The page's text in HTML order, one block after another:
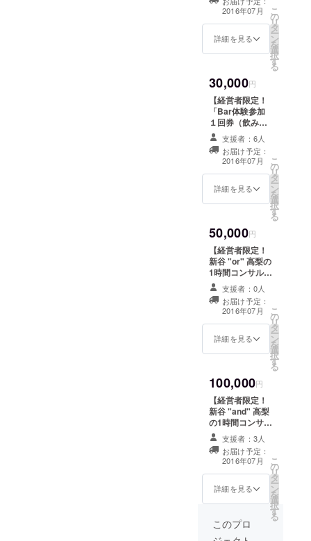
を無断キャンセ
ルされた場合、
だけなくなる場
合がございます
の住所（新宿三
丁目）は、支援
いただいた方に
個別にご案内い
たします
コースは経営者
（取締役）の方
限定とさせてい
ただきます ・経
ナーに１度ご参
加いただけます
・セミナー後の
懇親会付きです
・最新のセミ
ナー開催予定は
https://sanbou.c
lub/seminars を
ご参照ください
・セミナーのお
申込方法は、ご
支援いただいた
いたします
2016年07月
詳細を見る
こ
の
リ
タ
ー
ン
を
選
択
す
る
30,000円
【経営者限定！
「Bar体験参加
１回券（飲み放
題・おつまみ付
き）」＋ 「参謀
セミナー体験参
加3回券（懇親会
付き）3枚】 ※本
コースは経営者
6,000円の【経営
者限定！Bar体
験参加１回券
（バー飲み放
題・おつまみ付
き）コース】１
枚と、10,000円
の【経営者限
定！参謀セミ
ナー体験参加１
回券（懇親会付
き）コース】３
なった、お得な
コースです。 詳
細は、それぞれ
のコースをご覧
ください。
支援者：6人
お届け予定：
2016年07月
詳細を見る
こ
の
リ
タ
ー
ン
を
選
択
す
る
50,000円
【経営者限定！
新谷 "or" 高梨の
1時間コンサル付
き参謀BAR体験
参加１回券（飲
み放題・おつま
み付き）】 ※本
コースは経営者
（取締役）の方
社代表の新谷、
もしくは取締役
の高梨が１時間
コンサルティン
グをさせていた
だきます（ジャ
ンル不問） ・相
談内容に関しま
しては事前にお
知らせください
・コンサルティ
ング後、参謀
BARにて飲み放
題とさせていた
支援者：0人
お届け予定：
2016年07月
詳細を見る
こ
の
リ
タ
ー
ン
を
選
択
す
る
100,000円
【経営者限定！
新谷 "and" 高梨
の1時間コンサル
付き参謀BAR体
験参加１回券
（飲み放題・お
つまみ付き）】
※本コースは経営
者（取締役）の
参謀BARにて、
当社代表の新谷
支援者：3人
お届け予定：
2016年07月
詳細を見る
こ
の
リ
タ
ー
ン
を
選
択
す
る
このプロ